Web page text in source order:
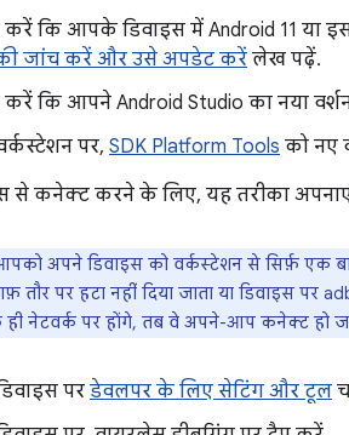
कि आपके डिवाइस में Android 11 या
जांच करें और उसे अपडेट करें लेख पढ़ें.
कि आपने Android Studio का नया
पर, SDK Platform Tools को नए
से कनेक्ट करने के लिए, यह तरीका
अपने डिवाइस को वर्कस्टेशन से सिर्फ़ एक
तौर पर हटा नहीं दिया जाता या डिवाइस पर
नेटवर्क पर होंगे, तब वे अपने-आप कनेक्ट हो
पर डेवलपर के लिए सेटिंग और टूल